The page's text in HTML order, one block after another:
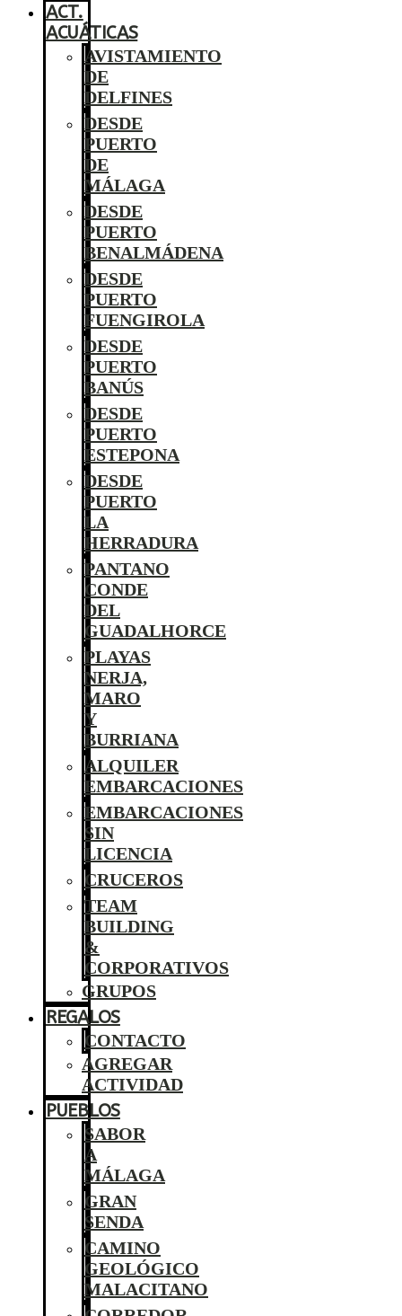
ACT.
ACUÁTICAS
AVISTAMIENTO
DE
DELFINES
DESDE
PUERTO
DE
MÁLAGA
DESDE
PUERTO
BENALMÁDENA
DESDE
PUERTO
FUENGIROLA
DESDE
PUERTO
BANÚS
DESDE
PUERTO
ESTEPONA
DESDE
PUERTO
LA
HERRADURA
PANTANO
CONDE
DEL
GUADALHORCE
PLAYAS
NERJA,
MARO
Y
BURRIANA
ALQUILER
EMBARCACIONES
EMBARCACIONES
SIN
LICENCIA
CRUCEROS
TEAM
BUILDING
&
CORPORATIVOS
GRUPOS
REGALOS
CONTACTO
AGREGAR
ACTIVIDAD
PUEBLOS
SABOR
A
MÁLAGA
GRAN
SENDA
CAMINO
GEOLÓGICO
MALACITANO